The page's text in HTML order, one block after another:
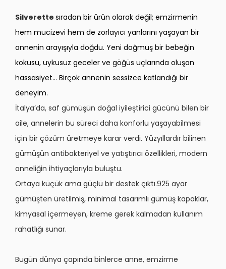
Silverette sıradan bir ürün olarak değil; emzirmenin
hem mucizevi hem de zorlayıcı yanlarını yaşayan bir
annenin arayışıyla doğdu. Yeni doğmuş bir bebeğin
kokusu, uykusuz geceler ve göğüs uçlarında oluşan
hassasiyet… Birçok annenin sessizce katlandığı bir
deneyim.
İtalya’da, saf gümüşün doğal iyileştirici gücünü bilen bir
aile, annelerin bu süreci daha konforlu yaşayabilmesi
için bir çözüm üretmeye karar verdi. Yüzyıllardır bilinen
gümüşün antibakteriyel ve yatıştırıcı özellikleri, modern
anneliğin ihtiyaçlarıyla buluştu.
Ortaya küçük ama güçlü bir destek çıktı.925 ayar
gümüşten üretilmiş, minimal tasarımlı gümüş kapaklar,
kimyasal içermeyen, kreme gerek kalmadan kullanım
rahatlığı sunar.
Bugün dünya çapında binlerce anne, emzirme